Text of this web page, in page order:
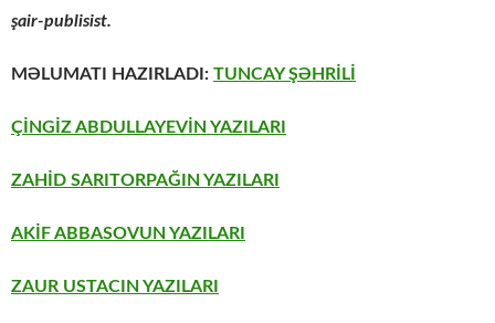
şair-publisist.
MƏLUMATI HAZIRLADI: TUNCAY ŞƏHRİLİ
ÇİNGİZ ABDULLAYEVİN YAZILARI
ZAHİD SARITORPAĞIN YAZILARI
AKİF ABBASOVUN YAZILARI
ZAUR USTACIN YAZILARI